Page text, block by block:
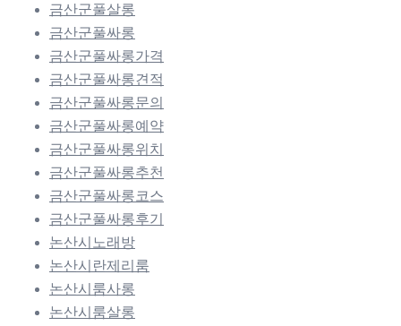
금산군풀살롱
금산군풀싸롱
금산군풀싸롱가격
금산군풀싸롱견적
금산군풀싸롱문의
금산군풀싸롱예약
금산군풀싸롱위치
금산군풀싸롱추천
금산군풀싸롱코스
금산군풀싸롱후기
논산시노래방
논산시란제리룸
논산시룸사롱
논산시룸살롱